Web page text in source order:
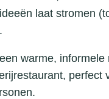
laat stromen
warme, informele
perfect